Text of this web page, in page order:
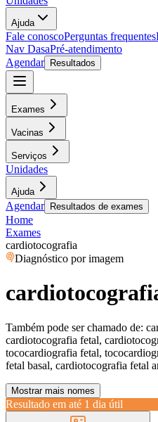
Ajuda
Fale conoscoPerguntas frequentes
Nav DasaPré-atendimento
Agendar
Resultados
Exames
Vacinas
Serviços
Unidades
Ajuda
Agendar Resultados de exames
Home
Exames
cardiotocografia
Diagnóstico por imagem
Também pode ser chamado de:
cardiotocografia fetal,
tococardiografia fetal,
fetal basal, cardiotocografia fetal
Mostrar mais nomes
Resultado em até 1 dia útil